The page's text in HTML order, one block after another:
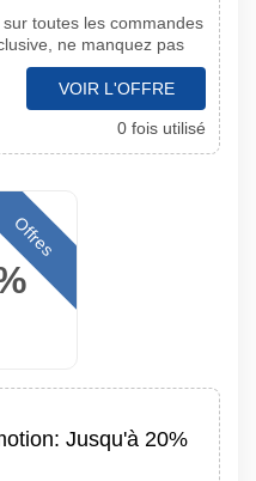
toutes les commandes
ne manquez pas
VOIR L'OFFRE
0 fois utilisé
Offres
Jusqu'à 20%